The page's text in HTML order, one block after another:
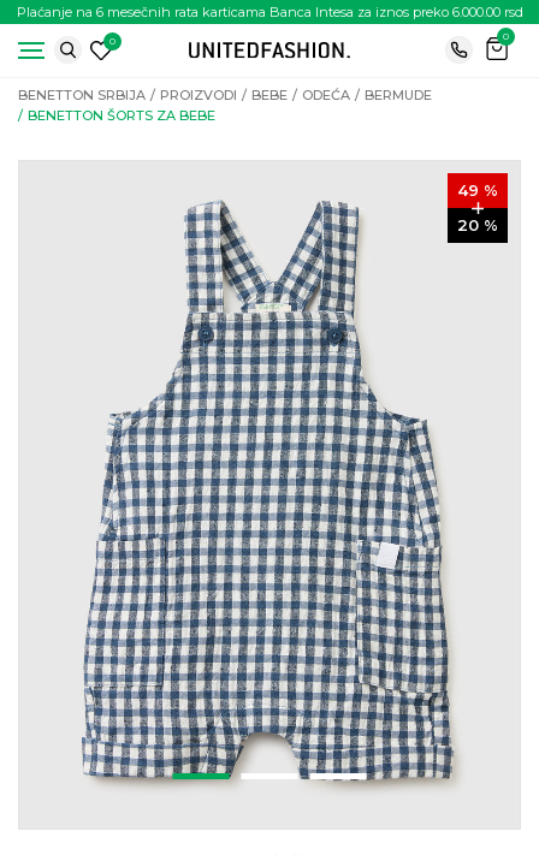
Plaćanje na 6 mesečnih rata karticama Banca Intesa za iznos preko 6.000.00 rsd
0
0
BENETTON SRBIJA PROIZVODI BEBE ODEĆA
BERMUDE
BENETTON ŠORTS ZA BEBE
49 %
20 %